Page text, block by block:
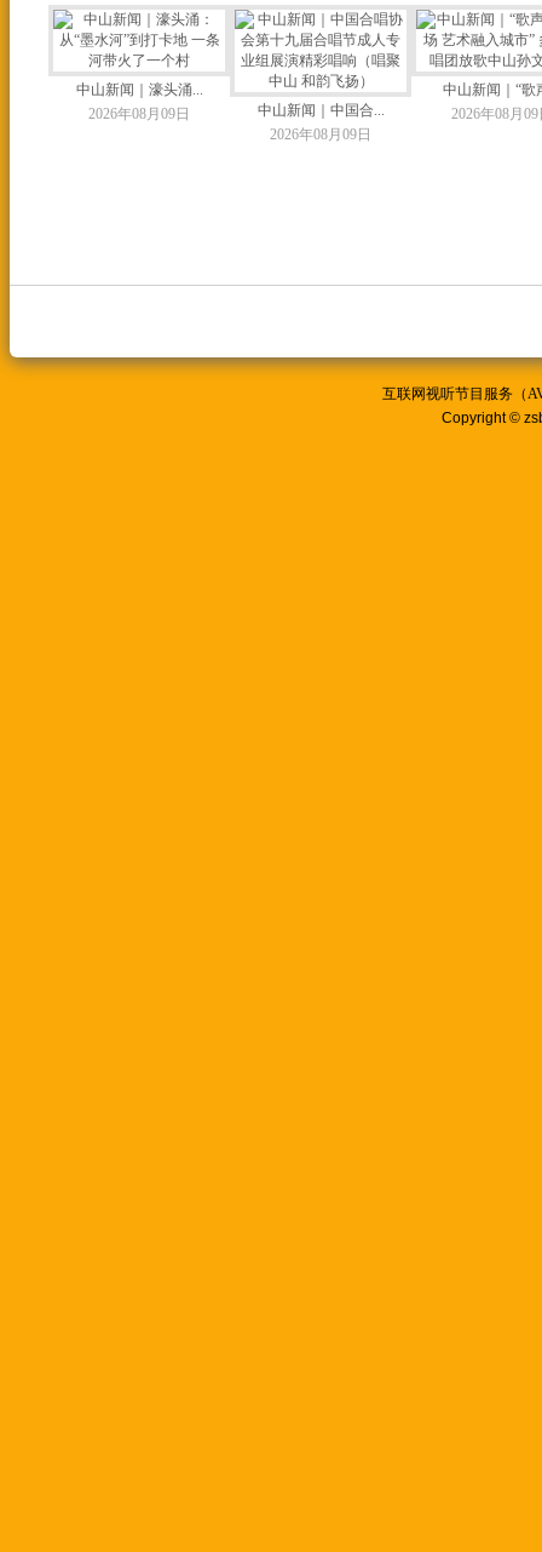
中山新闻｜濠头涌...
2026年08月09日
中山新闻｜中国合...
2026年08月09日
中山新闻｜“歌
2026年08月09
互联网视听节目服务（
Copyright ©